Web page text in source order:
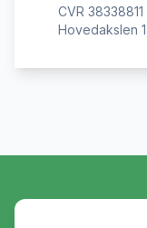
CVR 38338811
Hovedakslen